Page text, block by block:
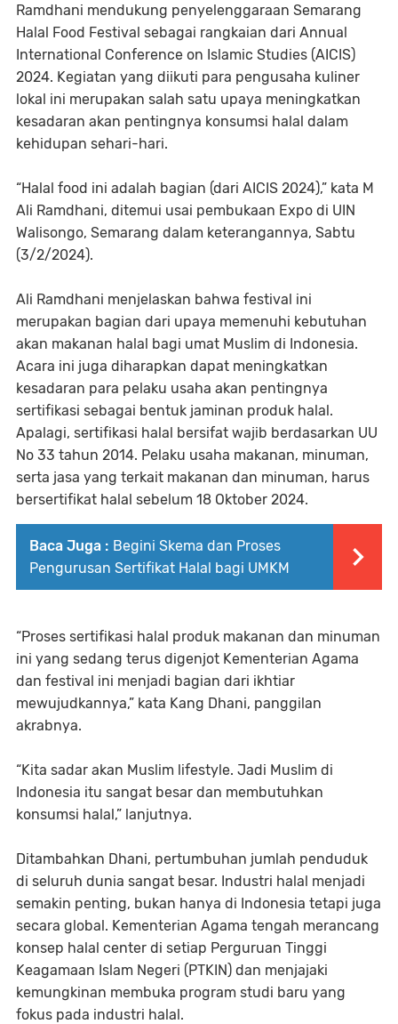
Ramdhani mendukung penyelenggaraan Semarang
Halal Food Festival sebagai rangkaian dari Annual
International Conference on Islamic Studies (AICIS)
2024. Kegiatan yang diikuti para pengusaha kuliner
lokal ini merupakan salah satu upaya meningkatkan
kesadaran akan pentingnya konsumsi halal dalam
kehidupan sehari-hari.
“Halal food ini adalah bagian (dari AICIS 2024),” kata M
Ali Ramdhani, ditemui usai pembukaan Expo di UIN
Walisongo, Semarang dalam keterangannya, Sabtu
(3/2/2024).
Ali Ramdhani menjelaskan bahwa festival ini
merupakan bagian dari upaya memenuhi kebutuhan
akan makanan halal bagi umat Muslim di Indonesia.
Acara ini juga diharapkan dapat meningkatkan
kesadaran para pelaku usaha akan pentingnya
sertifikasi sebagai bentuk jaminan produk halal.
Apalagi, sertifikasi halal bersifat wajib berdasarkan UU
No 33 tahun 2014. Pelaku usaha makanan, minuman,
serta jasa yang terkait makanan dan minuman, harus
bersertifikat halal sebelum 18 Oktober 2024.
Baca Juga : Begini Skema dan Proses
Pengurusan Sertifikat Halal bagi UMKM
“Proses sertifikasi halal produk makanan dan minuman
ini yang sedang terus digenjot Kementerian Agama
dan festival ini menjadi bagian dari ikhtiar
mewujudkannya,” kata Kang Dhani, panggilan
akrabnya.
“Kita sadar akan Muslim lifestyle. Jadi Muslim di
Indonesia itu sangat besar dan membutuhkan
konsumsi halal,” lanjutnya.
Ditambahkan Dhani, pertumbuhan jumlah penduduk
di seluruh dunia sangat besar. Industri halal menjadi
semakin penting, bukan hanya di Indonesia tetapi juga
secara global. Kementerian Agama tengah merancang
konsep halal center di setiap Perguruan Tinggi
Keagamaan Islam Negeri (PTKIN) dan menjajaki
kemungkinan membuka program studi baru yang
fokus pada industri halal.